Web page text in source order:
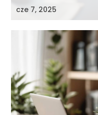
cze 7, 2025